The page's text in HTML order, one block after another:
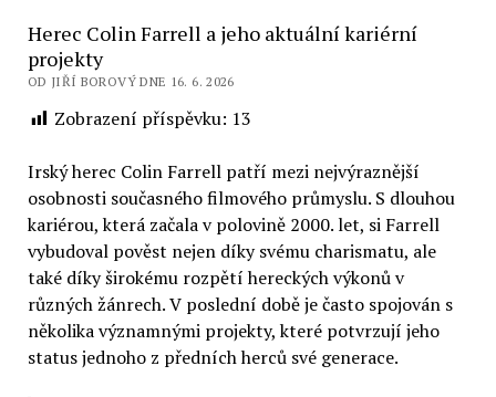
Herec Colin Farrell a jeho aktuální kariérní
projekty
OD JIŘÍ BOROVÝ DNE 16. 6. 2026
Zobrazení příspěvku: 13
Irský herec Colin Farrell patří mezi nejvýraznější
osobnosti současného filmového průmyslu. S dlouhou
kariérou, která začala v polovině 2000. let, si Farrell
vybudoval pověst nejen díky svému charismatu, ale
také díky širokému rozpětí hereckých výkonů v
různých žánrech. V poslední době je často spojován s
několika významnými projekty, které potvrzují jeho
status jednoho z předních herců své generace.